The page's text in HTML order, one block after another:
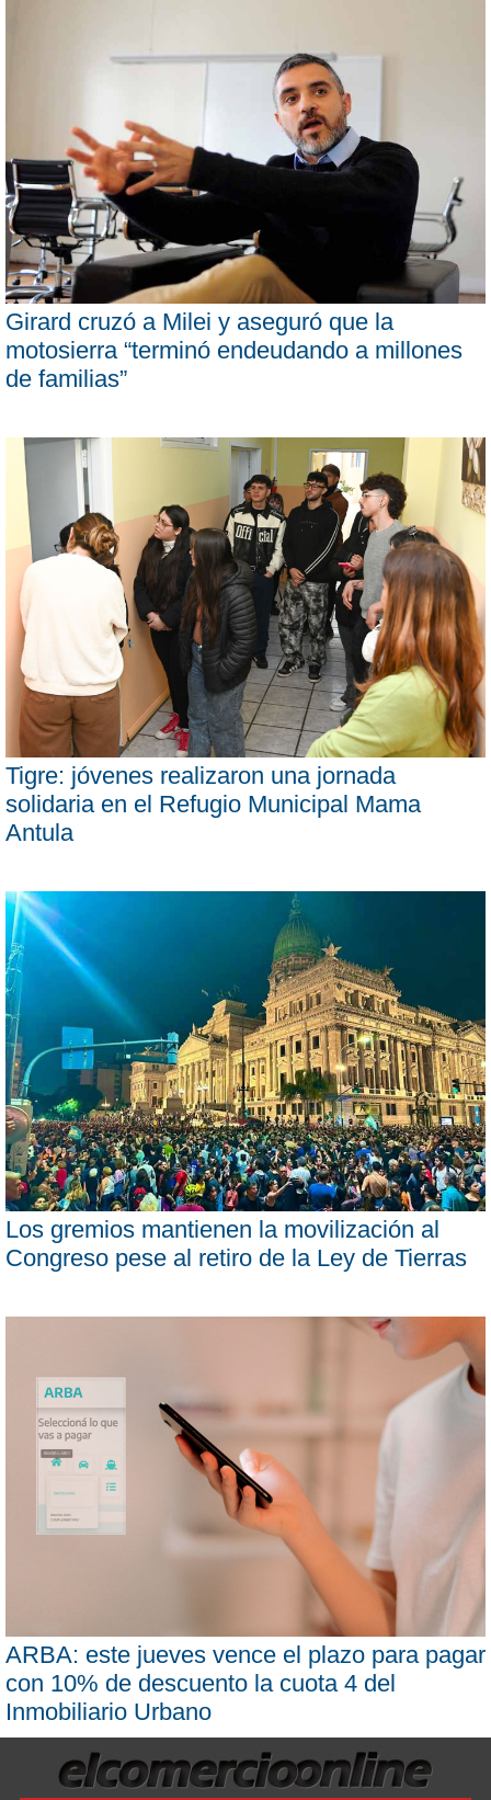
Girard cruzó a Milei y aseguró que la
motosierra “terminó endeudando a millones
de familias”
Tigre: jóvenes realizaron una jornada
solidaria en el Refugio Municipal Mama
Antula
Los gremios mantienen la movilización al
Congreso pese al retiro de la Ley de Tierras
ARBA: este jueves vence el plazo para pagar
con 10% de descuento la cuota 4 del
Inmobiliario Urbano